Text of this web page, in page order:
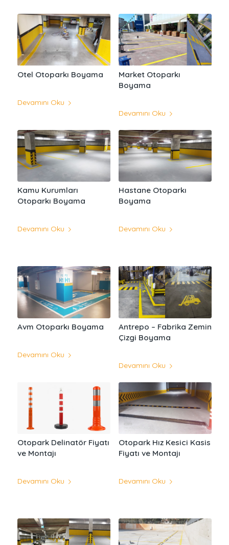
Otel Otoparkı Boyama
Devamını Oku
Market Otoparkı
Boyama
Devamını Oku
Kamu Kurumları
Otoparkı Boyama
Devamını Oku
Hastane Otoparkı
Boyama
Devamını Oku
Avm Otoparkı Boyama
Devamını Oku
Antrepo – Fabrika Zemin
Çizgi Boyama
Devamını Oku
Otopark Delinatör Fiyatı
ve Montajı
Devamını Oku
Otopark Hız Kesici Kasis
Fiyatı ve Montajı
Devamını Oku